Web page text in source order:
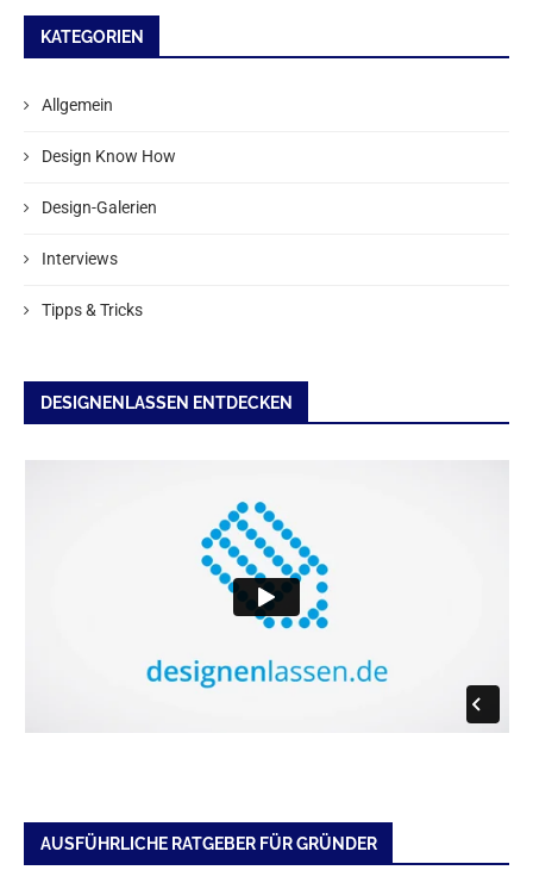
KATEGORIEN
Allgemein
Design Know How
Design-Galerien
Interviews
Tipps & Tricks
DESIGNENLASSEN ENTDECKEN
AUSFÜHRLICHE RATGEBER FÜR GRÜNDER